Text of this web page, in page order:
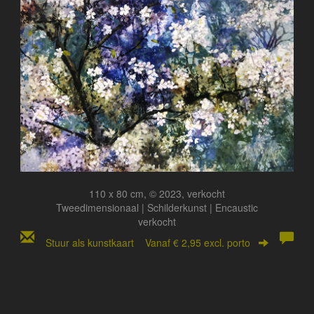
110 x 80 cm, © 2023, verkocht
Tweedimensionaal | Schilderkunst | Encaustic
verkocht
Stuur als kunstkaart Vanaf € 2,95 excl. porto